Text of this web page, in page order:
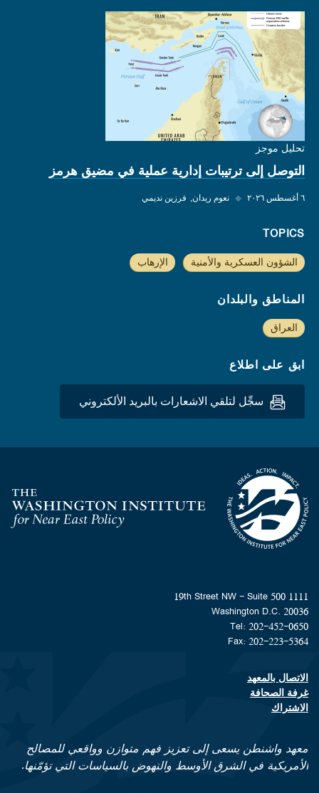
تحليل موجز
التوصل إلى ترتيبات إدارية عملية في مضيق هرمز
٦ أغسطس ٢٠٢٦ ◆ نعوم ريدان فرزين نديمي
TOPICS
الشؤون العسكرية والأمنية الإرهاب
المناطق والبلدان
العراق
ابق على اطلاع
سجِّل لتلقي الاشعارات بالبريد الألكتروني
Homepage
1111 19th Street NW - Suite 500
Washington D.C. 20036
Tel: 202-452-0650
Fax: 202-223-5364
Footer contact links
الاتصال بالمعهد
غرفة الصحافة
الاشتراك
معهد واشنطن يسعى إلى تعزيز فهم متوازن وواقعي للمصالح
الأمريكية في الشرق الأوسط والنهوض بالسياسات التي تؤمّنها.